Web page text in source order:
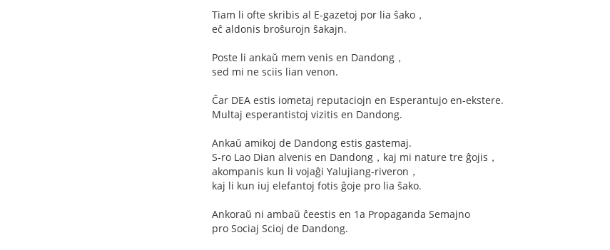
Tiam li ofte skribis al E-gazetoj por lia ŝako，
eĉ aldonis broŝurojn ŝakajn.
Poste li ankaŭ mem venis en Dandong，
sed mi ne sciis lian venon.
Ĉar DEA estis iometaj reputaciojn en Esperantujo en-ekstere.
Multaj esperantistoj vizitis en Dandong.
Ankaŭ amikoj de Dandong estis gastemaj.
S-ro Lao Dian alvenis en Dandong，kaj mi nature tre ĝojis，
akompanis kun li vojaĝi Yalujiang-riveron，
kaj li kun iuj elefantoj fotis ĝoje pro lia ŝako.
Ankoraŭ ni ambaŭ ĉeestis en 1a Propaganda Semajno
pro Sociaj Scioj de Dandong.